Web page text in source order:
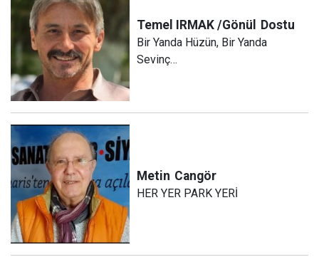
Temel IRMAK /Gönül Dostu
Bir Yanda Hüzün, Bir Yanda
Sevinç…
Metin Cangör
HER YER PARK YERİ